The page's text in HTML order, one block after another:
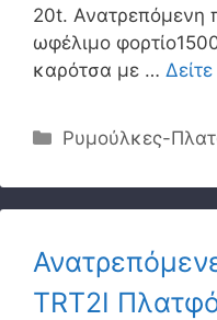
20t. Ανατρεπόμενη
ωφέλιμο
καρότσα με …
Κατηγορίες
Ρυμούλκες-
TRT2I